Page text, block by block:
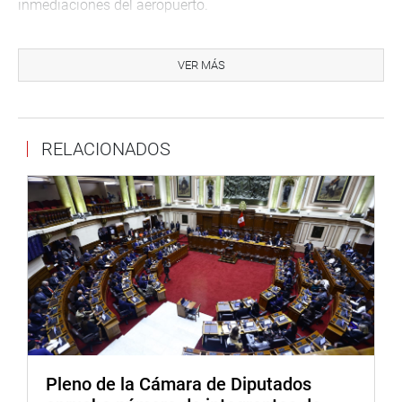
inmediaciones del aeropuerto.
aeropuerto internacional Inca Manco Cápac de Juliaca al
lugar denominado pampas del distrito Caracoto.
Agregó que este aeropuerto cuenta con un Plan Maestro
de Desarrollo (PMD), aprobado mediante la Resolución
Directoral N.° 543-2014-MTC/12, que, entre otros
aspectos, establece el área de máximo desarrollo de la
referida infraestructura.
Asimismo, en el 2018, se hizo público el proyecto para el
«diseño, construcción, mejoramiento, mantenimiento y
explotación de segundo grupo de aeropuertos de las
provincias de la República del Perú», entre ellos el
Aeropuerto Internacional Manco Cápac de Juliaca.
de uno de los proyectos de ley, manifestó que el
VER MÁS
RELACIONADOS
Pleno de la Cámara de Diputados